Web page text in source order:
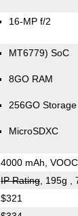
16-MP f/2
MT6779) SoC
8GO RAM
256GO Storage
MicroSDXC
4000 mAh,
IP Rating, 195g
$321